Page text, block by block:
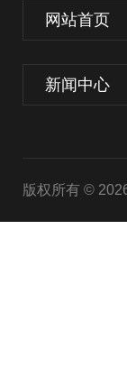
网站首页
新闻中心
版权所有 ©